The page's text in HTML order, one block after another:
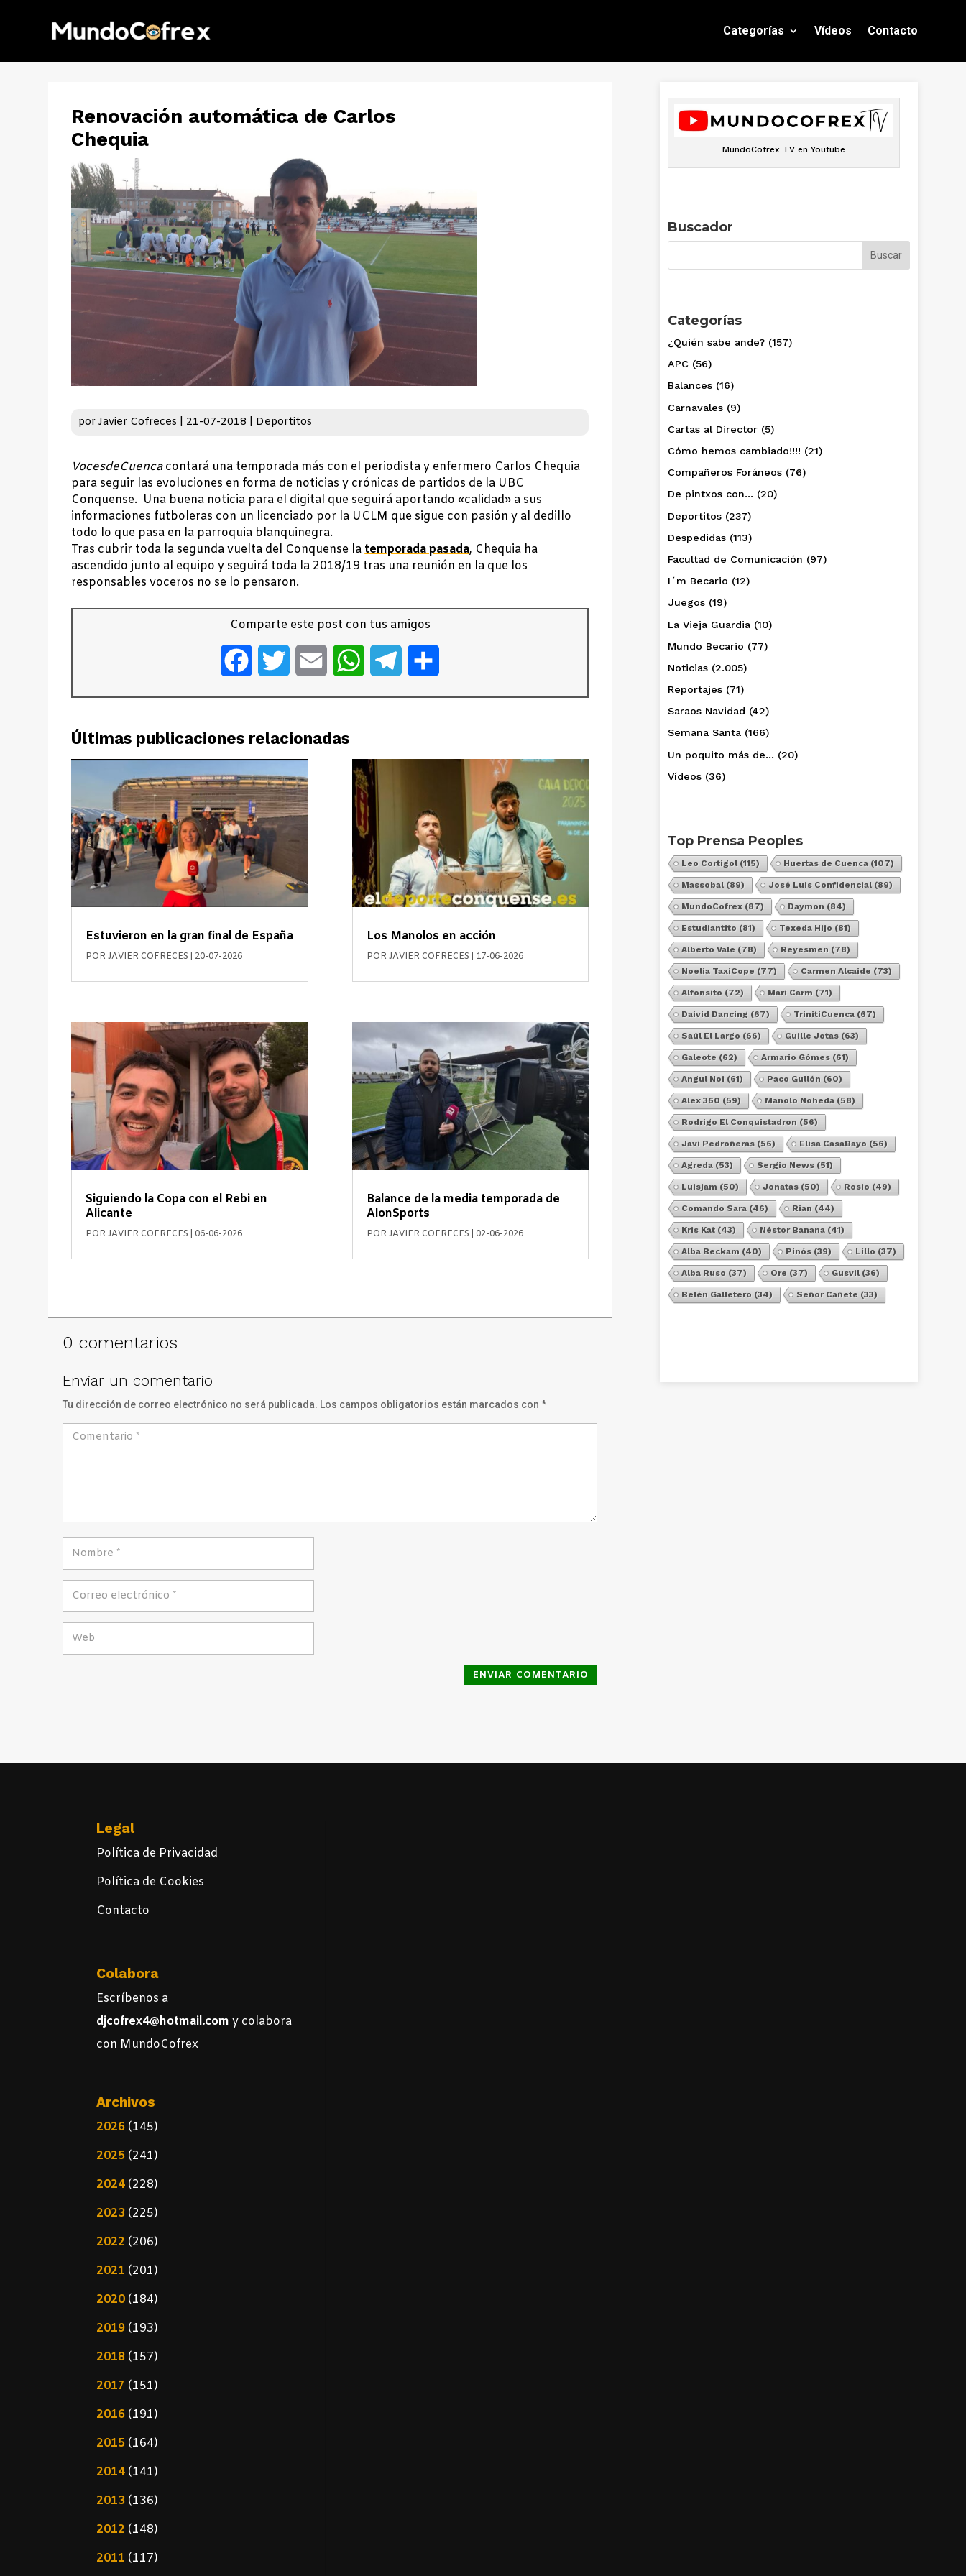
Categorías Vídeos Contacto
Renovación automática de Carlos
Chequia
porJavier Cofreces 21-07-2018 Deportitos
VocesdeCuencacontará una temporada más con el periodista y enfermero Carlos Chequia
para seguir las evoluciones en forma de noticias y crónicas de partidos de la UBC
Conquense. Una buena noticia para el digital que seguirá aportando «calidad» a sus
informaciones futboleras con un licenciado por la UCLM que sigue con pasión y al dedillo
todo lo que pasa en la parroquia blanquinegra.
Tras cubrir toda la segunda vuelta del Conquense la temporada pasada, Chequia ha
ascendido junto al equipo y seguirá toda la 2018/19 tras una reunión en la que los
responsables voceros no se lo pensaron.
Comparte este post con tus amigos
FacebookTwitter Email WhatsAppTelegram
Últimas publicaciones relacionadas
Estuvieron en la gran final de España
PORJAVIER COFRECES 20-07-2026
Siguiendo la Copa con el Rebi en
Alicante
PORJAVIER COFRECES 06-06-2026
Los Manolos en acción
POR JAVIER COFRECES 17-06-2026
Balance de la media temporada de
AlonSports
POR JAVIER COFRECES 02-06-2026
0 comentarios
Enviar un comentario
Tu dirección de correo electrónico no será publicada. Los campos obligatorios están marcados con*
ENVIAR COMENTARIO
MundoCofrex TV en Youtube
Buscador
Categorías
¿Quién sabe ande? (157)
APC (56)
Balances (16)
Carnavales (9)
Cartas al Director (5)
Cómo hemos cambiado!!!! (21)
Compañeros Foráneos (76)
De pintxos con… (20)
Deportitos (237)
Despedidas (113)
Facultad de Comunicación (97)
I´m Becario (12)
Juegos (19)
La Vieja Guardia (10)
Mundo Becario (77)
Noticias (2.005)
Reportajes (71)
Saraos Navidad (42)
Semana Santa (166)
Un poquito más de… (20)
Vídeos (36)
Top Prensa Peoples
Leo Cortigol (115) Huertas de Cuenca (107)
Massobal (89) José Luis Confidencial (89)
MundoCofrex (87) Daymon (84)
Estudiantito (81) Texeda Hijo (81)
Alberto Vale (78) Reyesmen (78)
Noelia TaxiCope (77) Carmen Alcaide (73)
Alfonsito (72) Mari Carm (71)
Daivid Dancing (67) TrinitiCuenca (67)
Saúl El Largo (66) Guille Jotas (63)
Galeote (62) Armario Gómes (61)
Angul Noi (61) Paco Gullón (60)
Alex 360 (59) Manolo Noheda (58)
Rodrigo El Conquistadron (56)
Javi Pedroñeras (56) Elisa CasaBayo (56)
Agreda (53) Sergio News (51)
Luisjam (50) Jonatas (50) Rosio (49)
Comando Sara (46) Rian (44)
Kris Kat (43) Néstor Banana (41)
Alba Beckam (40) Pinós (39) Lillo (37)
Alba Ruso (37) Ore (37) Gusvil (36)
Belén Galletero (34) Señor Cañete (33)
Legal
Política de Privacidad
Política de Cookies
Contacto
Colabora
Escríbenos a
djcofrex4@hotmail.comy colabora
con MundoCofrex
Archivos
2026 (145)
2025 (241)
2024 (228)
2023 (225)
2022 (206)
2021 (201)
2020 (184)
2019 (193)
2018 (157)
2017 (151)
2016 (191)
2015 (164)
2014 (141)
2013 (136)
2012 (148)
2011 (117)